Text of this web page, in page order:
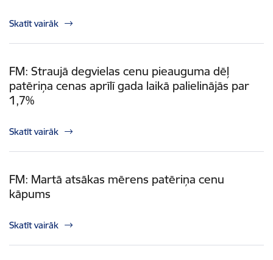
Skatīt vairāk
FM: Straujā degvielas cenu pieauguma dēļ
patēriņa cenas aprīlī gada laikā palielinājās par
1,7%
Skatīt vairāk
FM: Martā atsākas mērens patēriņa cenu
kāpums
Skatīt vairāk